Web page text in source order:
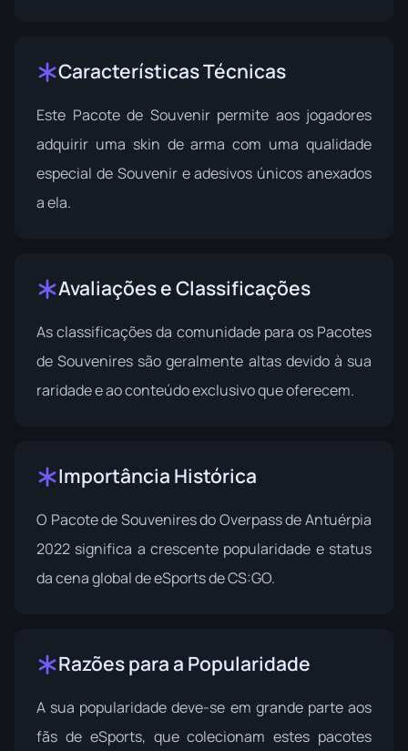
Características Técnicas
Este Pacote de Souvenir permite aos jogadores
adquirir uma skin de arma com uma qualidade
especial de Souvenir e adesivos únicos anexados
a ela.
Avaliações e Classificações
As classificações da comunidade para os Pacotes
de Souvenires são geralmente altas devido à sua
raridade e ao conteúdo exclusivo que oferecem.
Importância Histórica
O Pacote de Souvenires do Overpass de Antuérpia
2022 significa a crescente popularidade e status
da cena global de eSports de CS:GO.
Razões para a Popularidade
A sua popularidade deve-se em grande parte aos
fãs de eSports, que colecionam estes pacotes